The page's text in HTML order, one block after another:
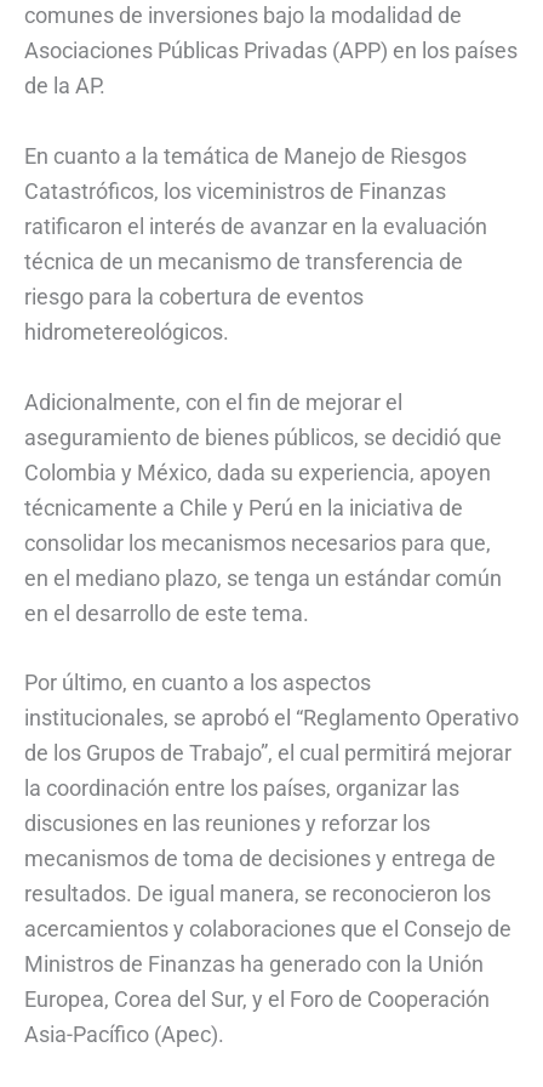
comunes de inversiones bajo la modalidad de
Asociaciones Públicas Privadas (APP) en los países
de la AP.
En cuanto a la temática de Manejo de Riesgos
Catastróficos, los viceministros de Finanzas
ratificaron el interés de avanzar en la evaluación
técnica de un mecanismo de transferencia de
riesgo para la cobertura de eventos
hidrometereológicos.
Adicionalmente, con el fin de mejorar el
aseguramiento de bienes públicos, se decidió que
Colombia y México, dada su experiencia, apoyen
técnicamente a Chile y Perú en la iniciativa de
consolidar los mecanismos necesarios para que,
en el mediano plazo, se tenga un estándar común
en el desarrollo de este tema.
Por último, en cuanto a los aspectos
institucionales, se aprobó el “Reglamento Operativo
de los Grupos de Trabajo”, el cual permitirá mejorar
la coordinación entre los países, organizar las
discusiones en las reuniones y reforzar los
mecanismos de toma de decisiones y entrega de
resultados. De igual manera, se reconocieron los
acercamientos y colaboraciones que el Consejo de
Ministros de Finanzas ha generado con la Unión
Europea, Corea del Sur, y el Foro de Cooperación
Asia-Pacífico (Apec).